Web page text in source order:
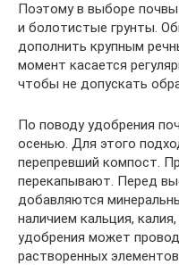
Поэтому в выборе
и болотистые грунты.
дополнить крупным
момент касается
чтобы не допускать
По поводу удобрения
осенью. Для этого
перепревший компост.
перекапывают. Перед
добавляются
наличием кальция,
удобрения может
растворенных